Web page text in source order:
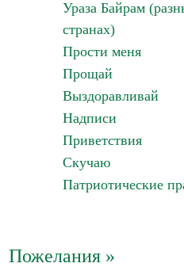
Ураза Байрам
странах)
Прости меня
Прощай
Выздоравливай
Надписи
Приветствия
Скучаю
Патриотические
Пожелания »